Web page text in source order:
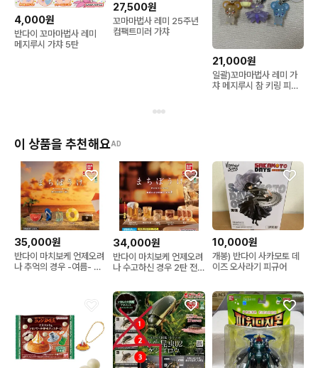
4,000원
반다이 꼬마마법사 레미
메지루시 가챠 5탄
27,500원
꼬마마법사 레미 25주년
컴팩트미러 가챠
21,000원
일괄)꼬마마법사 레미 가
챠 메지루시 참 키링 피규
이 상품을 추천해요AD
35,000원
반다이 마치보케 언제오려
나 추억의 경우 -여름- 전
34,000원
반다이 마치보케 언제오려
나 수고하신 경우 2탄 전
10,000원
개봉) 반다이 사카모토 데
이즈 오사라기 피규어